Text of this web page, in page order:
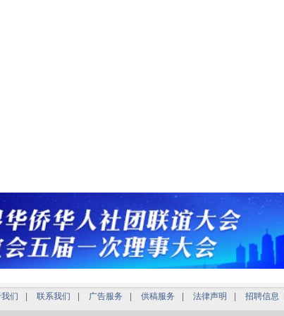
们 联系我们 广告服务 供稿服务 法律声明 招聘信息